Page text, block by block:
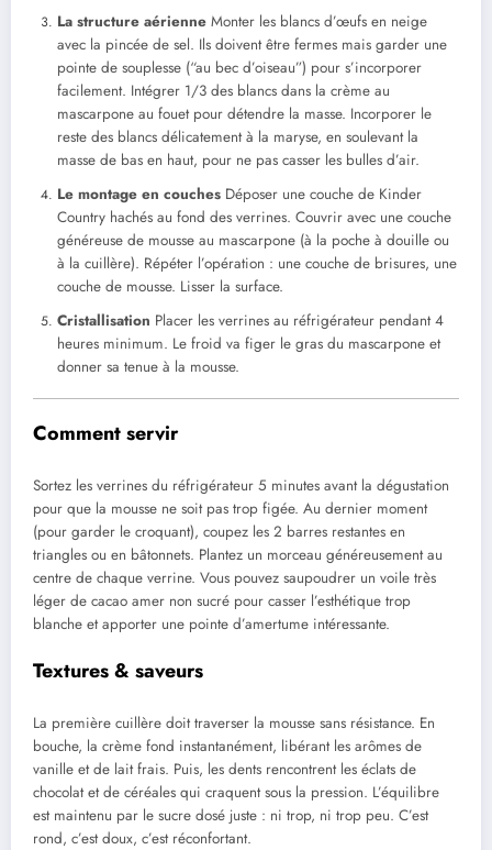
La structure aérienne Monter les blancs d’œufs en neige
avec la pincée de sel. Ils doivent être fermes mais garder une
pointe de souplesse (“au bec d’oiseau”) pour s’incorporer
facilement. Intégrer 1/3 des blancs dans la crème au
mascarpone au fouet pour détendre la masse. Incorporer le
reste des blancs délicatement à la maryse, en soulevant la
masse de bas en haut, pour ne pas casser les bulles d’air.
Le montage en couches Déposer une couche de Kinder
Country hachés au fond des verrines. Couvrir avec une couche
généreuse de mousse au mascarpone (à la poche à douille ou
à la cuillère). Répéter l’opération : une couche de brisures, une
couche de mousse. Lisser la surface.
Cristallisation Placer les verrines au réfrigérateur pendant 4
heures minimum. Le froid va figer le gras du mascarpone et
donner sa tenue à la mousse.
Comment servir
Sortez les verrines du réfrigérateur 5 minutes avant la dégustation
pour que la mousse ne soit pas trop figée. Au dernier moment
(pour garder le croquant), coupez les 2 barres restantes en
triangles ou en bâtonnets. Plantez un morceau généreusement au
centre de chaque verrine. Vous pouvez saupoudrer un voile très
léger de cacao amer non sucré pour casser l’esthétique trop
blanche et apporter une pointe d’amertume intéressante.
Textures & saveurs
La première cuillère doit traverser la mousse sans résistance. En
bouche, la crème fond instantanément, libérant les arômes de
vanille et de lait frais. Puis, les dents rencontrent les éclats de
chocolat et de céréales qui craquent sous la pression. L’équilibre
est maintenu par le sucre dosé juste : ni trop, ni trop peu. C’est
rond, c’est doux, c’est réconfortant.